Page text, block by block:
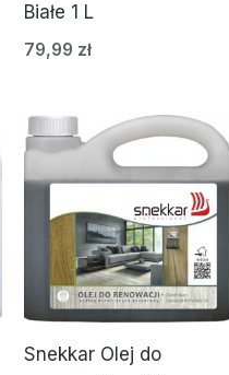
Białe 1 L
79,99 zł
Snekkar Olej do